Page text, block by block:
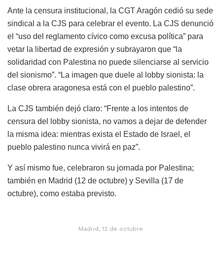
Ante la censura institucional, la CGT Aragón cedió su sede
sindical a la CJS para celebrar el evento. La CJS denunció
el “uso del reglamento cívico como excusa política” para
vetar la libertad de expresión y subrayaron que “la
solidaridad con Palestina no puede silenciarse al servicio
del sionismo”. “La imagen que duele al lobby sionista: la
clase obrera aragonesa está con el pueblo palestino”.
La CJS también dejó claro: “Frente a los intentos de
censura del lobby sionista, no vamos a dejar de defender
la misma idea: mientras exista el Estado de Israel, el
pueblo palestino nunca vivirá en paz”.
Y así mismo fue, celebraron su jornada por Palestina;
también en Madrid (12 de octubre) y Sevilla (17 de
octubre), como estaba previsto.
Madrid, 12 de octubre